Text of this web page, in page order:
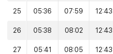
25 05:36 07:59 12:43
26 05:38 08:02 12:43
27 05:41 08:05 12:43